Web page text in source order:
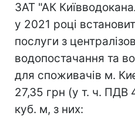
ЗАТ "АК
у 2021 році
послуги з
водопостачання та
для споживачів м.
27,35 грн (у т. ч. ПДВ
куб. м, з них: